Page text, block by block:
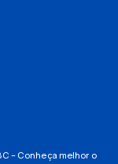
– Conheça melhor o